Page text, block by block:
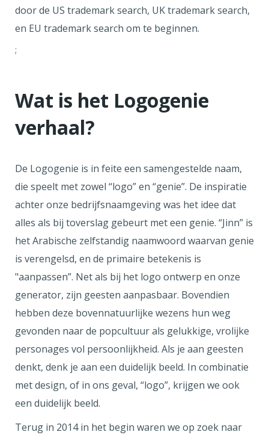
door de US trademark search, UK trademark search,
en EU trademark search om te beginnen.
;
Wat is het Logogenie
verhaal?
De Logogenie is in feite een samengestelde naam,
die speelt met zowel “logo” en “genie”. De inspiratie
achter onze bedrijfsnaamgeving was het idee dat
alles als bij toverslag gebeurt met een genie. “Jinn” is
het Arabische zelfstandig naamwoord waarvan genie
is verengelsd, en de primaire betekenis is
"aanpassen”. Net als bij het logo ontwerp en onze
generator, zijn geesten aanpasbaar. Bovendien
hebben deze bovennatuurlijke wezens hun weg
gevonden naar de popcultuur als gelukkige, vrolijke
personages vol persoonlijkheid. Als je aan geesten
denkt, denk je aan een duidelijk beeld. In combinatie
met design, of in ons geval, “logo”, krijgen we ook
een duidelijk beeld.
Terug in 2014 in het begin waren we op zoek naar